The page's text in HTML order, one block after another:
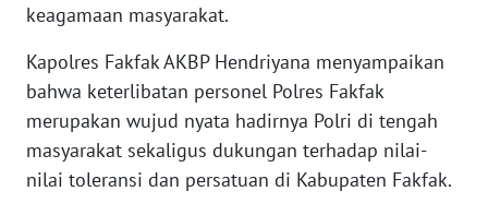
keagamaan masyarakat.
Kapolres Fakfak AKBP Hendriyana menyampaikan
bahwa keterlibatan personel Polres Fakfak
merupakan wujud nyata hadirnya Polri di tengah
masyarakat sekaligus dukungan terhadap nilai-
nilai toleransi dan persatuan di Kabupaten Fakfak.
SULTRA
WN